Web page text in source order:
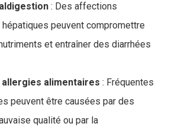
: Des affections
peuvent compromettre
et entraîner des diarrhées
alimentaires : Fréquentes
peuvent être causées par des
qualité ou par la